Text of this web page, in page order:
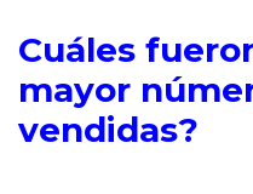
Cuáles
mayor
vendidas?